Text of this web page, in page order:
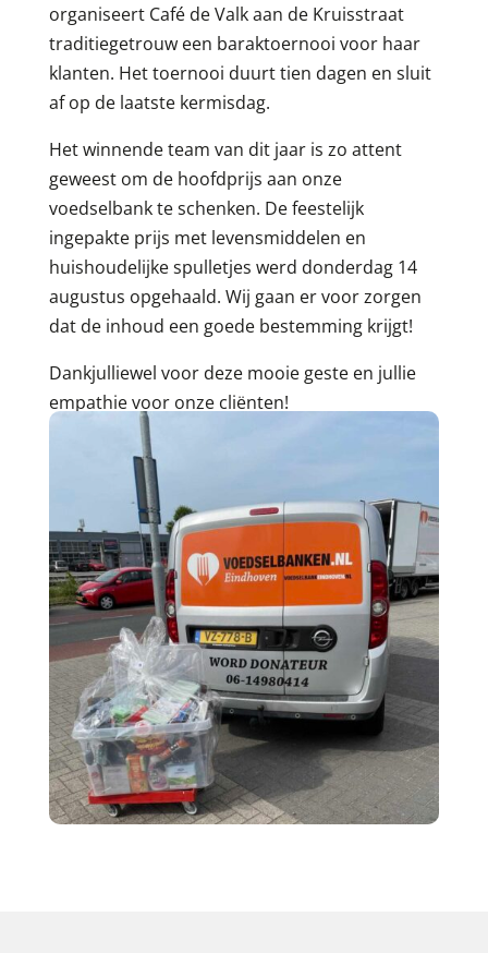
organiseert Café de Valk aan de Kruisstraat
traditiegetrouw een baraktoernooi voor haar
klanten. Het toernooi duurt tien dagen en sluit
af op de laatste kermisdag.
Het winnende team van dit jaar is zo attent
geweest om de hoofdprijs aan onze
voedselbank te schenken. De feestelijk
ingepakte prijs met levensmiddelen en
huishoudelijke spulletjes werd donderdag 14
augustus opgehaald. Wij gaan er voor zorgen
dat de inhoud een goede bestemming krijgt!
Dankjulliewel voor deze mooie geste en jullie
empathie voor onze cliënten!